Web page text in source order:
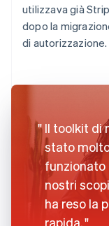
utilizzava già
dopo la
di autorizzazione.
Il toolkit di
stato
funzionato
nostri
ha reso la
rapida.